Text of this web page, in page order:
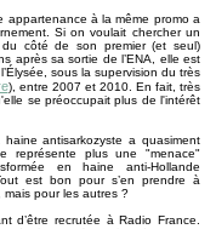
appartenance à la même promo a
Si on voulait chercher un
côté de son premier (et seul)
après sa sortie de l’ENA, elle est
sous la supervision du très
), entre 2007 et 2010. En fait, très
se préoccupait plus de l'intérêt
antisarkozyste a quasiment
représente plus une "menace"
en haine anti-Hollande
est bon pour s’en prendre à
mais pour les autres ?
d’être recrutée à Radio France.